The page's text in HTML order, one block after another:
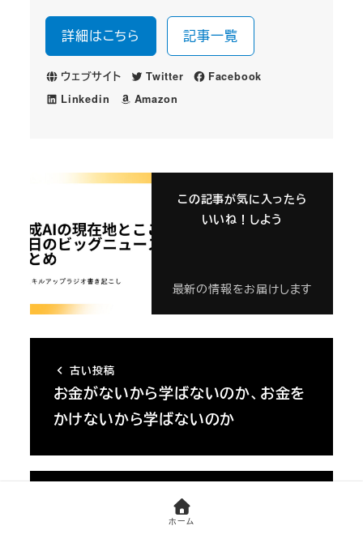
詳細はこちら 記事一覧
ウェブサイト Twitter
Facebook
Linkedin
Amazon
この記事が気に入ったら
いいね！しよう
最新の情報をお届けします
古い投稿
お金がないから学ばないのか、お金を
かけないから学ばないのか
2023年10月ノンプロ研定例会「仲間と
ホーム